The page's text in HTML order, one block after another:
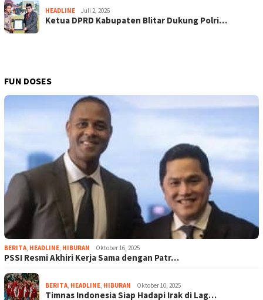
HEADLINE Juli 2, 2026
Ketua DPRD Kabupaten Blitar Dukung Polri…
FUN DOSES
BERITA, HEADLINE, HIBURAN Oktober 16, 2025
PSSI Resmi Akhiri Kerja Sama dengan Patr…
BERITA, HEADLINE, HIBURAN Oktober 10, 2025
Timnas Indonesia Siap Hadapi Irak di Lag…